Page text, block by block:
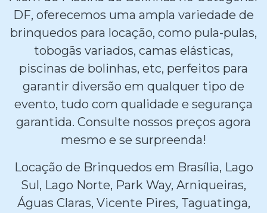
DF, oferecemos uma ampla variedade de
brinquedos para locação, como pula-pulas,
tobogãs variados, camas elásticas,
piscinas de bolinhas, etc, perfeitos para
garantir diversão em qualquer tipo de
evento, tudo com qualidade e segurança
garantida. Consulte nossos preços agora
mesmo e se surpreenda!
Locação de Brinquedos em Brasília, Lago
Sul, Lago Norte, Park Way, Arniqueiras,
Águas Claras, Vicente Pires, Taguatinga,